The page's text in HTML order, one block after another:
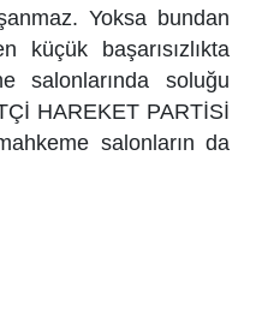
Yoksa bundan
başarısızlıkta
salonlarında soluğu
HAREKET PARTİSİ
salonların da